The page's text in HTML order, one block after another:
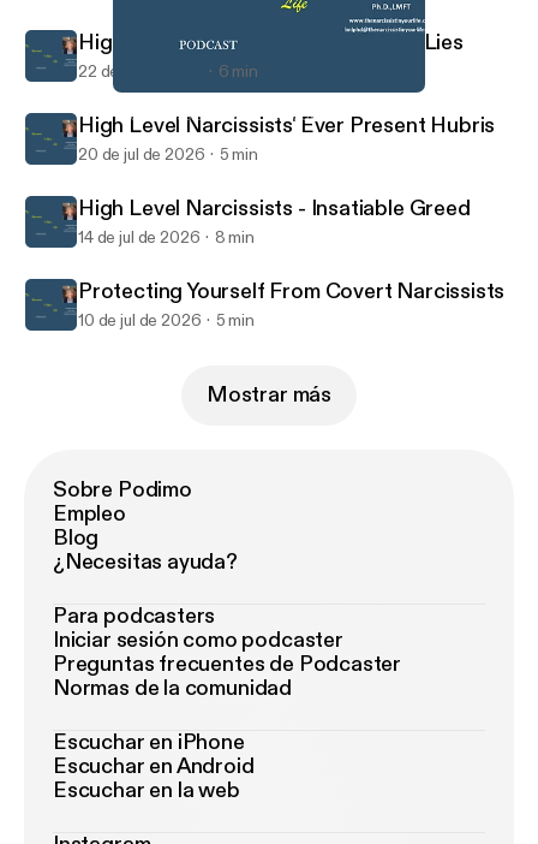
The Narcissist in Your Life Podcast
High Level Narcissists - Masters of Lies
22 de jul de 2026 6 min
High Level Narcissists' Ever Present Hubris
20 de jul de 2026 5 min
High Level Narcissists - Insatiable Greed
14 de jul de 2026 8 min
Protecting Yourself From Covert Narcissists
10 de jul de 2026 5 min
Mostrar más
Sobre Podimo
Empleo
Blog
¿Necesitas ayuda?
Para podcasters
Iniciar sesión como podcaster
Preguntas frecuentes de Podcaster
Normas de la comunidad
Escuchar en iPhone
Escuchar en Android
Escuchar en la web